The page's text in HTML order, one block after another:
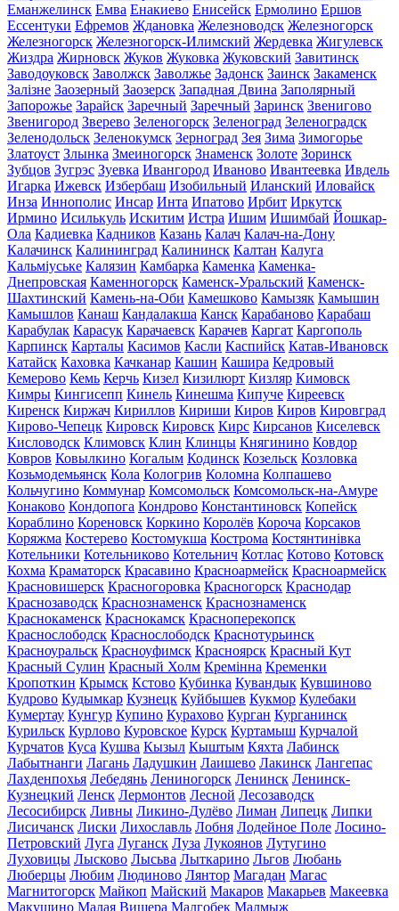
Еманжелинск Емва Енакиево Енисейск Ермолино Ершов
Ессентуки Ефремов Ждановка Железноводск Железногорск
Железногорск Железногорск-Илимский Жердевка Жигулевск
Жиздра Жирновск Жуков Жуковка Жуковский Завитинск
Заводоуковск Заволжск Заволжье Задонск Заинск Закаменск
Залізне Заозерный Заозерск Западная Двина Заполярный
Запорожье Зарайск Заречный Заречный Заринск Звенигово
Звенигород Зверево Зеленогорск Зеленоград Зеленоградск
Зеленодольск Зеленокумск Зерноград Зея Зима Зимогорье
Златоуст Злынка Змеиногорск Знаменск Золоте Зоринск
Зубцов Зугрэс Зуевка Ивангород Иваново Ивантеевка Ивдель
Игарка Ижевск Избербаш Изобильный Иланский Иловайск
Инза Иннополис Инсар Инта Ипатово Ирбит Иркутск
Ирмино Исилькуль Искитим Истра Ишим Ишимбай Йошкар-
Ола Кадиевка Кадников Казань Калач Калач-на-Дону
Калачинск Калининград Калининск Калтан Калуга
Кальміуське Калязин Камбарка Каменка Каменка-
Днепровская Каменногорск Каменск-Уральский Каменск-
Шахтинский Камень-на-Оби Камешково Камызяк Камышин
Камышлов Канаш Кандалакша Канск Карабаново Карабаш
Карабулак Карасук Карачаевск Карачев Каргат Каргополь
Карпинск Карталы Касимов Касли Каспийск Катав-Ивановск
Катайск Каховка Качканар Кашин Кашира Кедровый
Кемерово Кемь Керчь Кизел Кизилюрт Кизляр Кимовск
Кимры Кингисепп Кинель Кинешма Кипуче Киреевск
Киренск Киржач Кириллов Кириши Киров Киров Кировград
Кирово-Чепецк Кировск Кировск Кирс Кирсанов Киселевск
Кисловодск Климовск Клин Клинцы Княгинино Ковдор
Ковров Ковылкино Когалым Кодинск Козельск Козловка
Козьмодемьянск Кола Кологрив Коломна Колпашево
Кольчугино Коммунар Комсомольск Комсомольск-на-Амуре
Конаково Кондопога Кондрово Константиновск Копейск
Кораблино Кореновск Коркино Королёв Короча Корсаков
Коряжма Костерево Костомукша Кострома Костянтинівка
Котельники Котельниково Котельнич Котлас Котово Котовск
Кохма Краматорск Красавино Красноармейск Красноармейск
Красновишерск Красногоровка Красногорск Краснодар
Краснозаводск Краснознаменск Краснознаменск
Краснокаменск Краснокамск Красноперекопск
Краснослободск Краснослободск Краснотурьинск
Красноуральск Красноуфимск Красноярск Красный Кут
Красный Сулин Красный Холм Кремінна Кременки
Кропоткин Крымск Кстово Кубинка Кувандык Кувшиново
Кудрово Кудымкар Кузнецк Куйбышев Кукмор Кулебаки
Кумертау Кунгур Купино Курахово Курган Курганинск
Курильск Курлово Куровское Курск Куртамыш Курчалой
Курчатов Куса Кушва Кызыл Кыштым Кяхта Лабинск
Лабытнанги Лагань Ладушкин Лаишево Лакинск Лангепас
Лахденпохья Лебедянь Лениногорск Ленинск Ленинск-
Кузнецкий Ленск Лермонтов Лесной Лесозаводск
Лесосибирск Ливны Ликино-Дулёво Лиман Липецк Липки
Лисичанск Лиски Лихославль Лобня Лодейное Поле Лосино-
Петровский Луга Луганск Луза Лукоянов Лутугино
Луховицы Лысково Лысьва Лыткарино Льгов Любань
Люберцы Любим Людиново Лянтор Магадан Магас
Магнитогорск Майкоп Майский Макаров Макарьев Макеевка
Макушино Малая Вишера Малгобек Малмыж